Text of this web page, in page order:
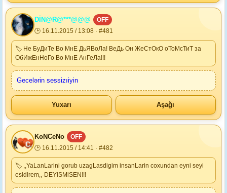
DİN@R@***@@@
OFF
🕒 16.11.2015 / 13:08 · #481
🏷 Не БуДиТе Во МнЕ ДьЯВоЛа! ВеДь Он ЖеСтОкО оТоМсТиТ за
ОбИжЕнНоГо Во МнЕ АнГеЛа!!!
Gecelərin sessizıiyin
Yuxarı Aşağı
KoNCeNo
OFF
🕒 16.11.2015 / 14:41 · #482
🏷 ,,YaLanLarini gorub uzagLasdigim insanLarin coxundan eyni seyi
esidirem,,-DEYiSMiSEN!!!